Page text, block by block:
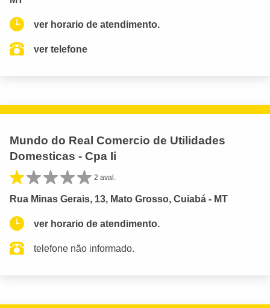
ver horario de atendimento.
ver telefone
Mundo do Real Comercio de Utilidades
Domesticas - Cpa Ii
2 aval.
Rua Minas Gerais, 13, Mato Grosso, Cuiabá - MT
ver horario de atendimento.
telefone não informado.